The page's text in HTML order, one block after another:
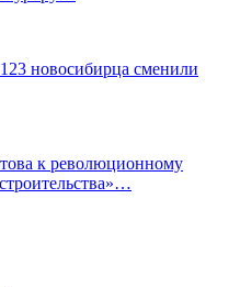
новосибирца сменили
к революционному